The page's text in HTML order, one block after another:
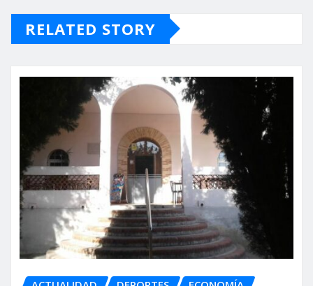
RELATED STORY